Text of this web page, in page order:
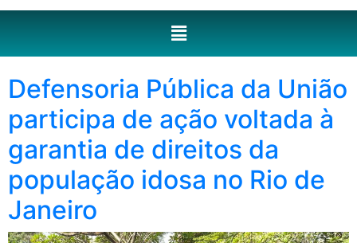
Defensoria Pública da União
participa de ação voltada à
garantia de direitos da
população idosa no Rio de
Janeiro